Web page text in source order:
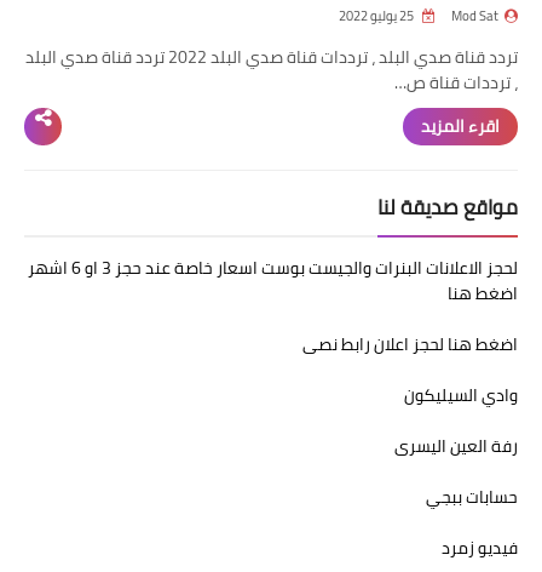
Mod Sat
تردد قناة صدي البلد ، ترددات قناة صدي البلد 2022 تردد قناة صدي البلد
، ترددات قناة ص…
اقرء المزيد
مواقع صديقة لنا
لحجز الاعلانات البنرات والجيست بوست اسعار خاصة عند حجز 3 او 6 اشهر
اضغط هنا
اضغط هنا لحجز اعلان رابط نصى
وادي السيليكون
رفة العين اليسرى
حسابات ببجي
فيديو زمرد